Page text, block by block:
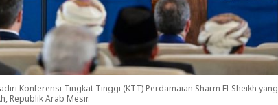
Konferensi Tingkat Tinggi (KTT) Perdamaian Sharm El-Sheikh yang
Republik Arab Mesir.